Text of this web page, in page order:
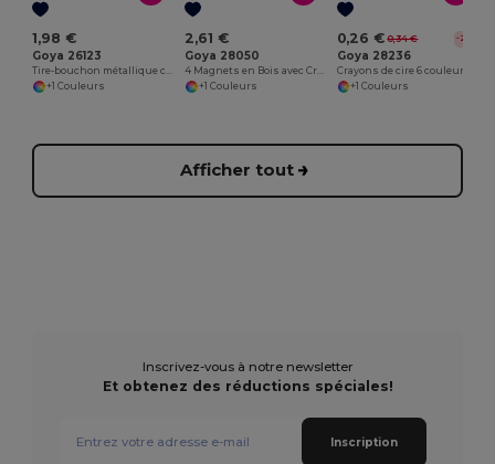
1,98 €
Goya 26123
+1 Couleurs
2,61 €
Goya 28050
+1 Couleurs
0,26 € 0,34 € -22%
Goya 28236
+1 Couleurs
Afficher tout
Inscrivez-vous à notre newsletter
Et obtenez des réductions spéciales!
Inscription